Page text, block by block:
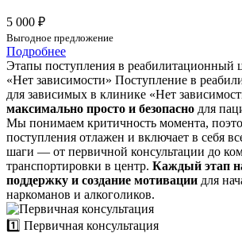
5 000 ₽
Выгодное предложение
Подробнее
Этапы поступления в реабилитационный
«Нет зависимости» Поступление в
для зависимых в клинике «Нет
максимально просто и безопасно для
Мы понимаем критичность момента,
поступления отлажен и включает в себя
шаги — от первичной консультации до
транспортировки в центр. Каждый этап
поддержку и создание мотивации для
наркоманов и алкоголиков.
1️⃣ Первичная консультация